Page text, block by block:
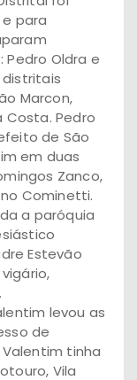
para
Oldra e
distritais
Marcon,
Costa. Pedro
de São
em duas
Zanco,
Cominetti.
paróquia
Estevão
levou as
de
tinha
Vila